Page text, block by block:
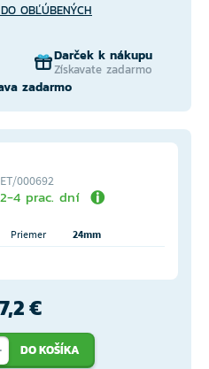
OBĽÚBENÝCH
Darček k nákupu
Získavate zadarmo
zadarmo
000692
4 prac. dní
Priemer
24mm
€
DO KOŠÍKA